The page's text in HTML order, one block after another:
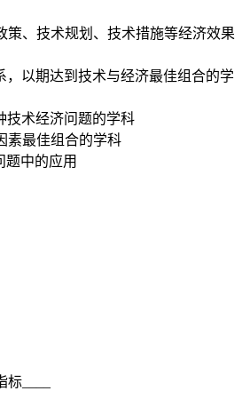
策、技术规划、技术措施等经济效果
，以期达到技术与经济最佳组合的学
技术经济问题的学科
素最佳组合的学科
题中的应用
____